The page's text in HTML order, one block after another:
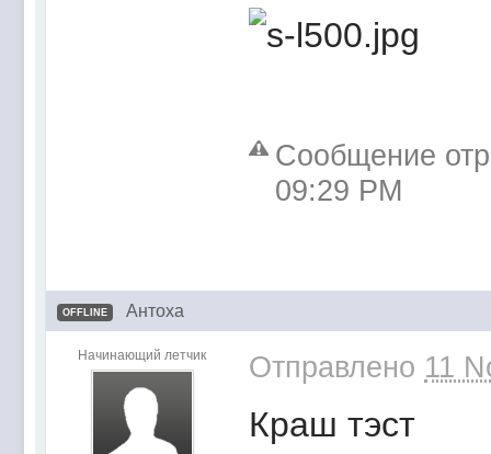
Сообщение
09:29 PM
OFFLINE Антоха
Начинающий летчик Отправлено 11
Краш тэст